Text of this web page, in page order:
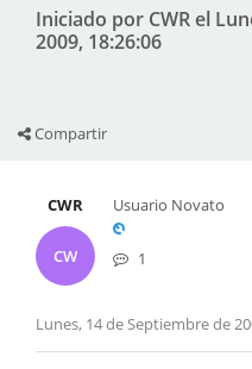
Iniciado por CWR el
2009, 18:26:06
Compartir
CWR
CW
Usuario Novato
1
Lunes, 14 de Septiembre de